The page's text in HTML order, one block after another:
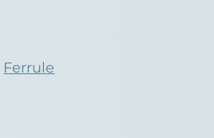
Ferrule